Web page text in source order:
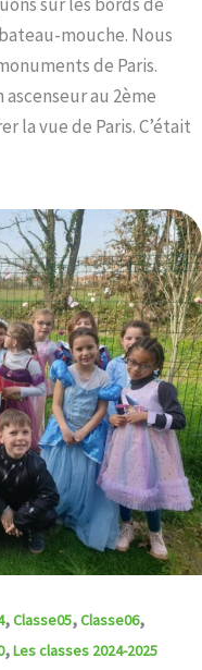
mouche. Nous
de Paris.
au 2ème
la vue de Paris. C’était
,Classe05,Classe06,
,Les classes 2024-2025